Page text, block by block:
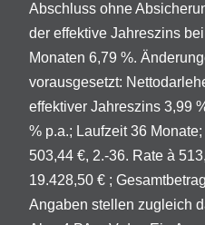
Abschluss ohne
der effektive Jahreszins
Monaten 6,79 %.
vorausgesetzt:
effektiver Jahreszins 3,99
% p.a.; Laufzeit 36
503,44 €, 2.-36. Rate à
19.428,50 € ;
Angaben stellen zugleich